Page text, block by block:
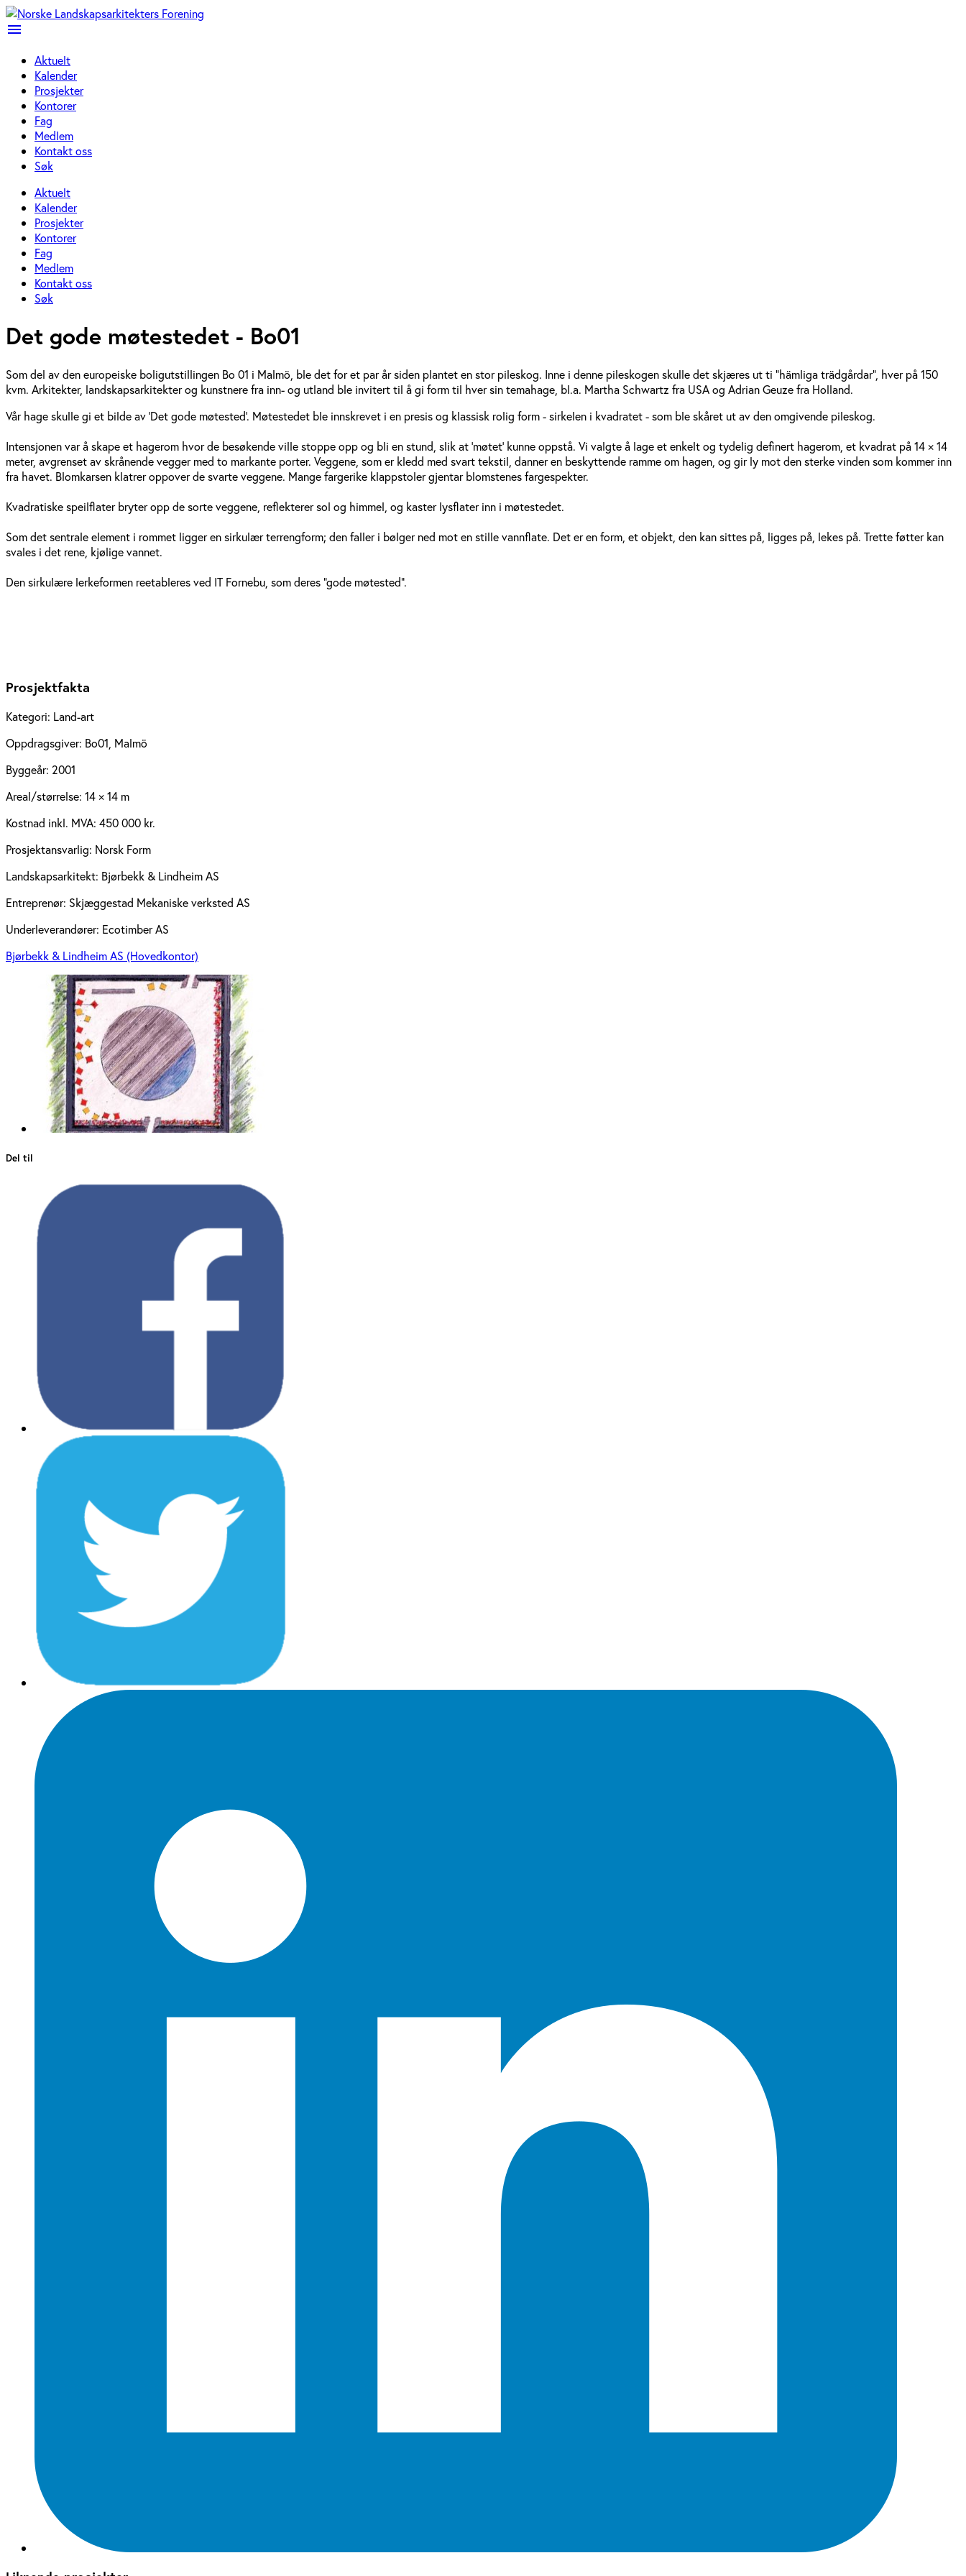
menu
Aktuelt
Kalender
Prosjekter
Kontorer
Fag
Medlem
Kontakt oss
Søk
Aktuelt
Kalender
Prosjekter
Kontorer
Fag
Medlem
Kontakt oss
Søk
Det gode møtestedet - Bo01
Som del av den europeiske boligutstillingen Bo 01 i Malmö, ble det for et par år siden plantet en stor pileskog. Inne i denne pileskogen skulle det skjæres ut ti "hämliga trädgårdar", hver på 150
kvm. Arkitekter, landskapsarkitekter og kunstnere fra inn- og utland ble invitert til å gi form til hver sin temahage, bl.a. Martha Schwartz fra USA og Adrian Geuze fra Holland.
Vår hage skulle gi et bilde av 'Det gode møtested'. Møtestedet ble innskrevet i en presis og klassisk rolig form - sirkelen i kvadratet - som ble skåret ut av den omgivende pileskog.
Intensjonen var å skape et hagerom hvor de besøkende ville stoppe opp og bli en stund, slik at 'møtet' kunne oppstå. Vi valgte å lage et enkelt og tydelig definert hagerom, et kvadrat på 14 × 14
meter, avgrenset av skrånende vegger med to markante porter. Veggene, som er kledd med svart tekstil, danner en beskyttende ramme om hagen, og gir ly mot den sterke vinden som kommer inn
fra havet. Blomkarsen klatrer oppover de svarte veggene. Mange fargerike klappstoler gjentar blomstenes fargespekter.
Kvadratiske speilflater bryter opp de sorte veggene, reflekterer sol og himmel, og kaster lysflater inn i møtestedet.
Som det sentrale element i rommet ligger en sirkulær terrengform; den faller i bølger ned mot en stille vannflate. Det er en form, et objekt, den kan sittes på, ligges på, lekes på. Trette føtter kan
svales i det rene, kjølige vannet.
Den sirkulære lerkeformen reetableres ved IT Fornebu, som deres "gode møtested".
Prosjektfakta
Kategori: Land-art
Oppdragsgiver: Bo01, Malmö
Byggeår: 2001
Areal/størrelse: 14 × 14 m
Kostnad inkl. MVA: 450 000 kr.
Prosjektansvarlig: Norsk Form
Landskapsarkitekt: Bjørbekk & Lindheim AS
Entreprenør: Skjæggestad Mekaniske verksted AS
Underleverandører: Ecotimber AS
Bjørbekk & Lindheim AS (Hovedkontor)
Del til